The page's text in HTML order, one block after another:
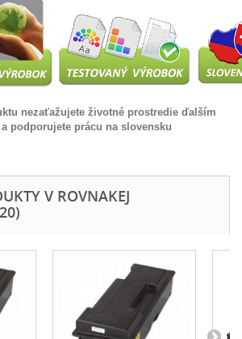
nezaťažujete životné prostredie ďalším
podporujete prácu na slovensku
V ROVNAKEJ